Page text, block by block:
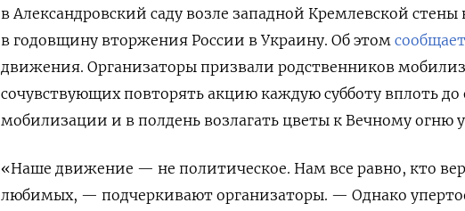
в Александровский саду возле западной Кремлевской стены
в годовщину вторжения России в Украину. Об этом
движения. Организаторы призвали родственников
сочувствующих повторять акцию каждую субботу вплоть
мобилизации и в полдень возлагать цветы к Вечному огню
«Наше движение — не политическое. Нам все равно, кто
любимых, — подчеркивают организаторы. — Однако